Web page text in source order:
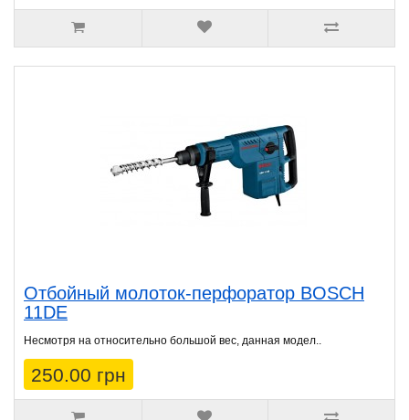
Отбойный молоток-перфоратор BOSCH
11DE
Несмотря на относительно большой вес, данная модел..
250.00 грн